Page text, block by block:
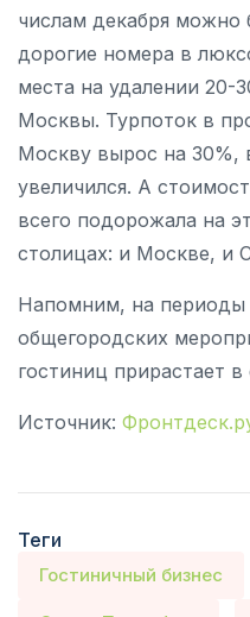
числам декабря можно
дорогие номера в
места на удалении 20-
Москвы. Турпоток в
Москву вырос на 30%,
увеличился. А
всего подорожала на
столицах: и Москве, и
Напомним, на периоды
общегородских
гостиниц прирастает
Источник:
Теги
Гостиничный бизнес